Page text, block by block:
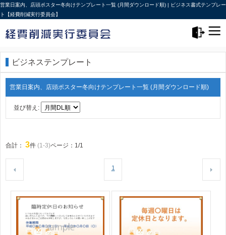
営業日案内、店頭ポスター冬向けテンプレート一覧 (月間ダウンロード順) | ビジネス書式テンプレー
ト【経費削減実行委員会】
ビジネステンプレート
営業日案内、店頭ポスター冬向けテンプレート一覧 (月間ダウンロード順)
並び替え:
合計： 3件 (1-3)ページ：1/1
1